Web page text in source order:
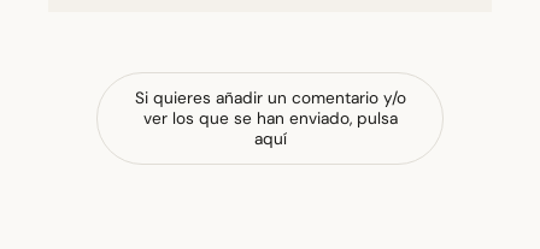
Si quieres añadir un comentario y/o
ver los que se han enviado, pulsa
aquí